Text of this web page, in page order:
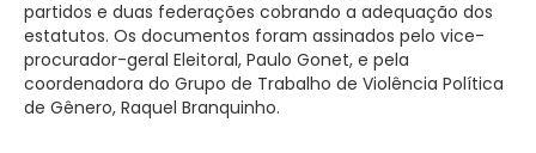
partidos e duas federações cobrando a adequação dos
estatutos. Os documentos foram assinados pelo vice-
procurador-geral Eleitoral, Paulo Gonet, e pela
coordenadora do Grupo de Trabalho de Violência Política
de Gênero, Raquel Branquinho.